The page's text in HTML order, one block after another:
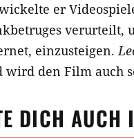
er
verurteilt,
einzusteigen.
wird den Film auch
DICH AUCH